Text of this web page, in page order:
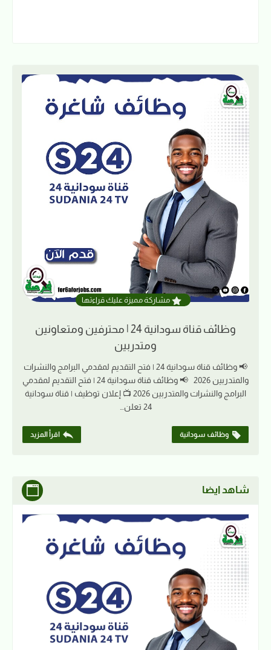
مشاركة مميزة عليك قراءتها
وظائف قناة سودانية 24 | محترفين ومتعاونين
ومتدربين
📢 وظائف قناة سودانية 24 | فتح التقديم لمقدمي البرامج والنشرات
والمتدربين 2026 📢 وظائف قناة سودانية 24 | فتح التقديم لمقدمي
البرامج والنشرات والمتدربين 2026 📺 إعلان توظيف | قناة سودانية
24 تعلن…
وظائف سودانية اقرأ المزيد
شاهد ايضا